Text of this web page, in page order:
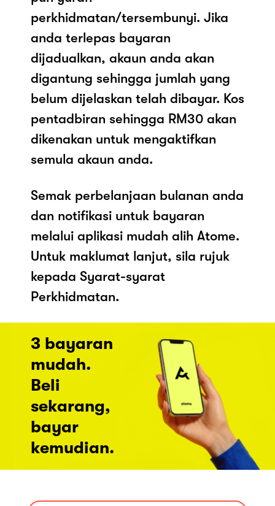
perkhidmatan/tersembunyi. Jika
anda terlepas bayaran
dijadualkan, akaun anda akan
digantung sehingga jumlah yang
belum dijelaskan telah dibayar. Kos
pentadbiran sehingga RM30 akan
dikenakan untuk mengaktifkan
semula akaun anda.
Semak perbelanjaan bulanan anda
dan notifikasi untuk bayaran
melalui aplikasi mudah alih Atome.
Untuk maklumat lanjut, sila rujuk
kepada Syarat-syarat
Perkhidmatan.
3 bayaran
mudah.
Beli
sekarang,
bayar
kemudian.